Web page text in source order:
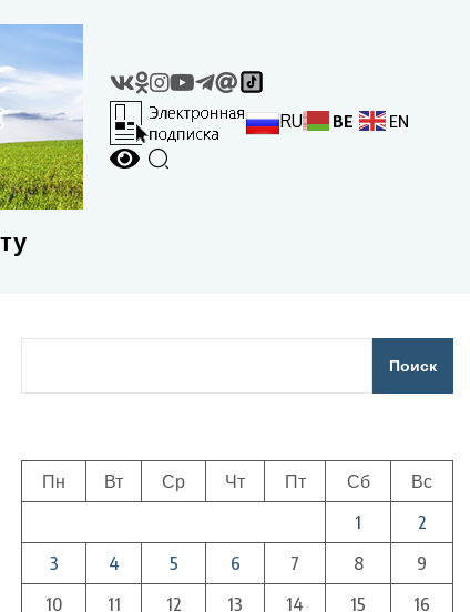
RU BE EN
Поиск
Пн Вт Ср Чт Пт Сб
Вс
1
2
3
4 5 6 7 8
9
10
11 12 13 14 15
16